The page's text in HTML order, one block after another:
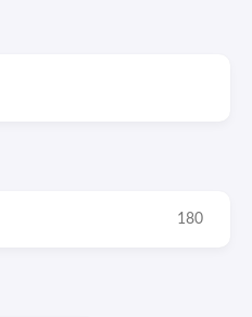
180